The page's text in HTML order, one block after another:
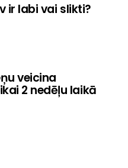
ir labi vai slikti?
veicina
2 nedēļu laikā